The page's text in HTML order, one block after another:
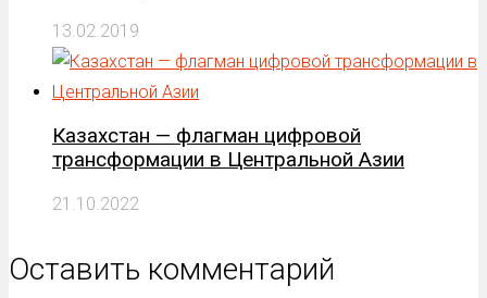
13.02.2019
Казахстан — флагман цифровой
трансформации в Центральной Азии
21.10.2022
Оставить комментарий